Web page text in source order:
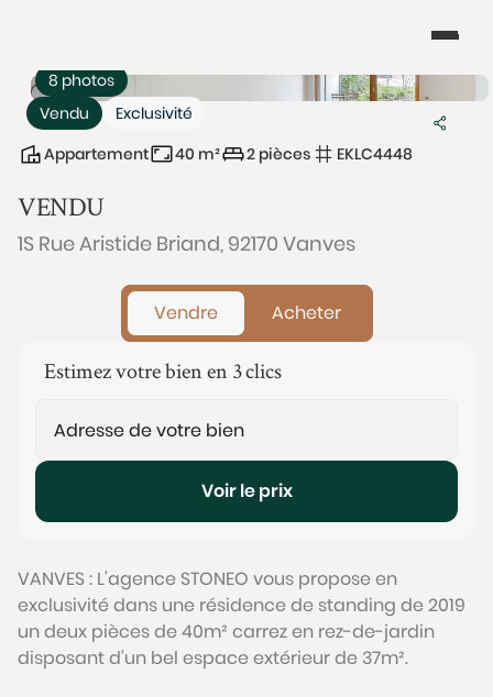
Vendu Exclusivité
8 photos
Appartement 40 m² 2 pièces EKLC4448
VENDU
1S Rue Aristide Briand, 92170 Vanves
Vendre Acheter
Estimez votre bien en 3 clics
Voir le prix
VANVES : L'agence STONEO vous propose en
exclusivité dans une résidence de standing de 2019
un deux pièces de 40m² carrez en rez-de-jardin
disposant d’un bel espace extérieur de 37m².